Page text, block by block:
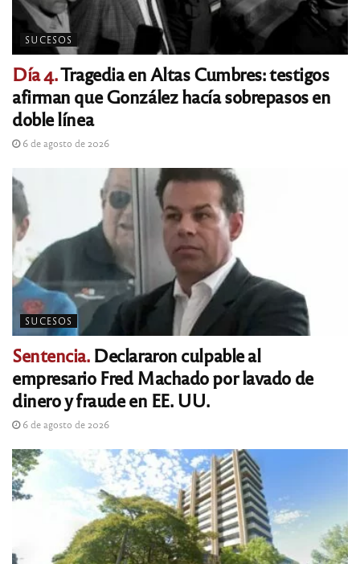
SUCESOS
Día 4.Tragedia en Altas Cumbres: testigos
afirman que González hacía sobrepasos en
doble línea
6 de agosto de 2026
SUCESOS
Sentencia.Declararon culpable al
empresario Fred Machado por lavado de
dinero y fraude en EE. UU.
6 de agosto de 2026